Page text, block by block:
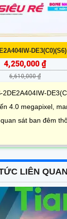
4,250,000 ₫
6,610,000 ₫
2DE2A404IW-
4.0 megapixel,
sát ban đêm
LIÊN QUAN